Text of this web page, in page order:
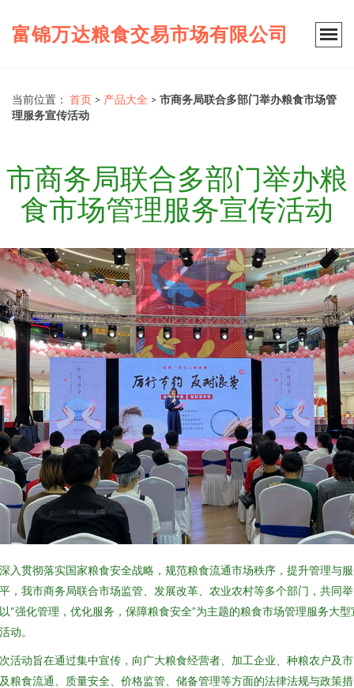
富锦万达粮食交易市场有限公司
当前位置： 首页 > 产品大全 > 市商务局联合多部门举办粮食市场管
理服务宣传活动
市商务局联合多部门举办粮
食市场管理服务宣传活动
入贯彻落实国家粮食安全战略，规范粮食流通市场秩序，提升管理与
，我市商务局联合市场监管、发展改革、农业农村等多个部门，共同
“强化管理，优化服务，保障粮食安全”为主题的粮食市场管理服务大型
动。
活动旨在通过集中宣传，向广大粮食经营者、加工企业、种粮农户及
粮食流通、质量安全、价格监管、储备管理等方面的法律法规与政策措